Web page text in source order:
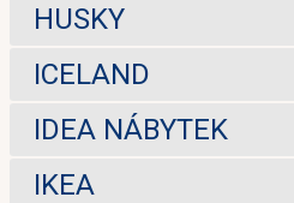
HUSKY
ICELAND
IDEA NÁBYTEK
IKEA